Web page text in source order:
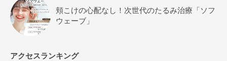
頬こけの心配なし！次世代のたるみ治療「ソフ
ウェーブ」
アクセスランキング